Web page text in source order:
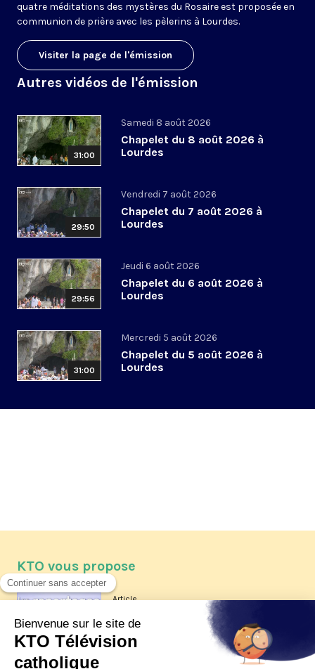
quatre méditations des mystères du Rosaire est proposée en
communion de prière avec les pèlerins à Lourdes.
Visiter la page de l'émission
Autres vidéos de l'émission
31:00
Samedi 8 août 2026
Chapelet du 8 août 2026 à
Lourdes
29:50
Vendredi 7 août 2026
Chapelet du 7 août 2026 à
Lourdes
29:56
Jeudi 6 août 2026
Chapelet du 6 août 2026 à
Lourdes
31:00
Mercredi 5 août 2026
Chapelet du 5 août 2026 à
Lourdes
KTO vous propose
Article
Les reportages d'été 2026 de KTO